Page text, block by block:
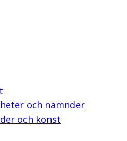
och nämnder
och konst